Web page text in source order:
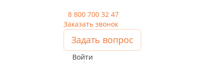
8 800 700 32 47
Заказать звонок
Задать вопрос
Войти